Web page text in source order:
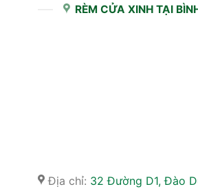
RÈM CỬA XINH TẠI
Địa chỉ: 32 Đường D1, Đào